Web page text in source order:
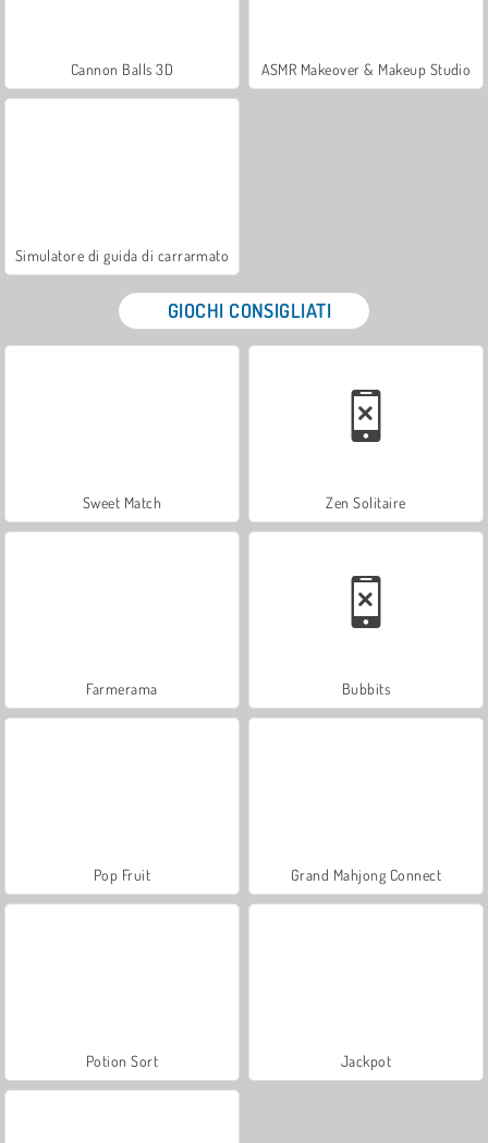
Cannon Balls 3D ASMR Makeover & Makeup Studio
Simulatore di guida di carrarmato
GIOCHI CONSIGLIATI
Sweet Match Zen Solitaire
Farmerama Bubbits
Pop Fruit Grand Mahjong Connect
Potion Sort Jackpot